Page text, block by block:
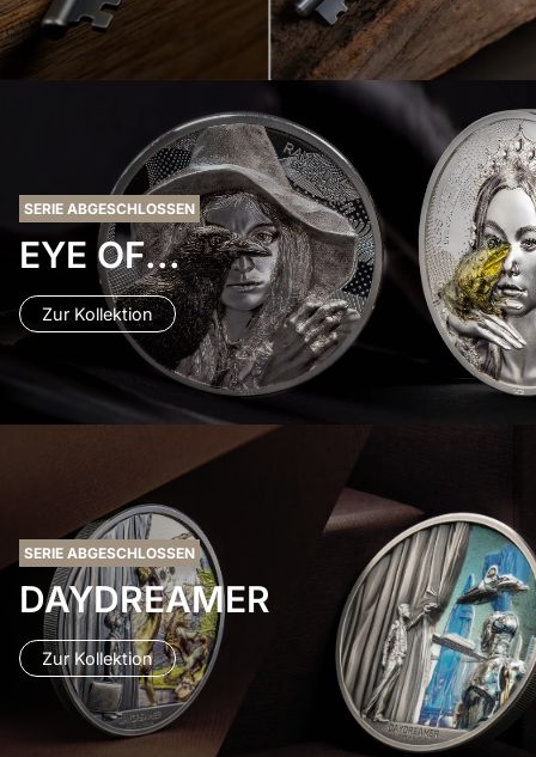
SERIE ABGESCHLOSSEN
EYE OF...
Zur Kollektion
SERIE ABGESCHLOSSEN
DAYDREAMER
Zur Kollektion